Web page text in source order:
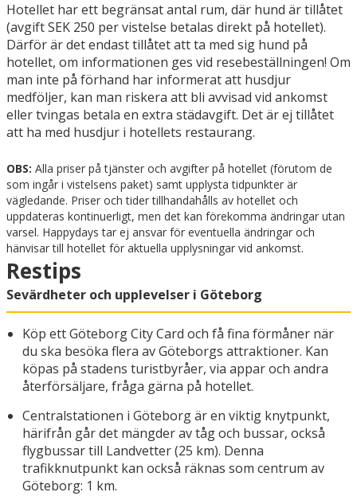
Hotellet har ett begränsat antal rum, där hund är tillåtet
(avgift SEK 250 per vistelse betalas direkt på hotellet).
Därför är det endast tillåtet att ta med sig hund på
hotellet, om informationen ges vid resebeställningen! Om
man inte på förhand har informerat att husdjur
medföljer, kan man riskera att bli avvisad vid ankomst
eller tvingas betala en extra städavgift. Det är ej tillåtet
att ha med husdjur i hotellets restaurang.
OBS: Alla priser på tjänster och avgifter på hotellet (förutom de
som ingår i vistelsens paket) samt upplysta tidpunkter är
vägledande. Priser och tider tillhandahålls av hotellet och
uppdateras kontinuerligt, men det kan förekomma ändringar utan
varsel. Happydays tar ej ansvar för eventuella ändringar och
hänvisar till hotellet för aktuella upplysningar vid ankomst.
Restips
Sevärdheter och upplevelser i Göteborg
Köp ett Göteborg City Card och få fina förmåner när
du ska besöka flera av Göteborgs attraktioner. Kan
köpas på stadens turistbyråer, via appar och andra
återförsäljare, fråga gärna på hotellet.
Centralstationen i Göteborg är en viktig knytpunkt,
härifrån går det mängder av tåg och bussar, också
flygbussar till Landvetter (25 km). Denna
trafikknutpunkt kan också räknas som centrum av
Göteborg: 1 km.